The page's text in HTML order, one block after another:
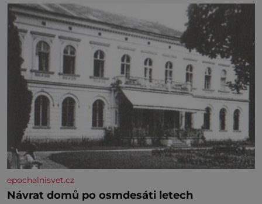
jednoduchost, měkkost a bezpečí, proto by pokoj
miminka měl působit především klidně a útulně.
Předškolní věk je
epochalnisvet.cz
Návrat domů po osmdesáti letech